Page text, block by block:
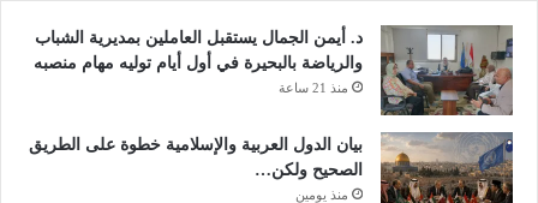
ت
ي
ك
و
ر
س
ك
ر
م
ب
د. أيمن الجمال يستقبل العاملين بمديرية الشباب
والرياضة بالبحيرة في أول أيام توليه مهام منصبه
منذ 21 ساعة
بيان الدول العربية والإسلامية خطوة على الطريق
الصحيح ولكن…
منذ يومين